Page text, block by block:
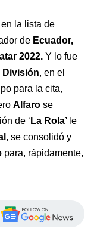
la lista de
de Ecuador,
2022. Y lo fue
División, en el
para la cita,
Alfaro se
de ‘ La Rola’ le
, se consolidó y
para, rápidamente,